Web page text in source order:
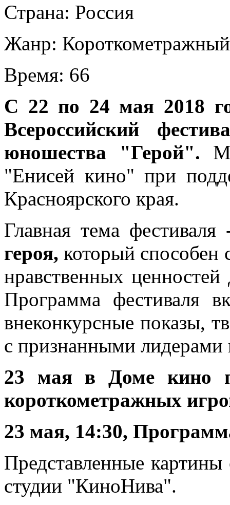
Страна: Россия
Жанр: Короткометражный
Время: 66
С 22 по 24 мая 2018
Всероссийский
юношества "Герой".
"Енисей кино" при
Красноярского края.
Главная тема
героя,который способен
нравственных
Программа фестиваля
внеконкурсные показы,
с признанными лидерами
23 мая в Доме кино
короткометражных
23 мая, 14:30,
Представленные
студии "КиноНива".